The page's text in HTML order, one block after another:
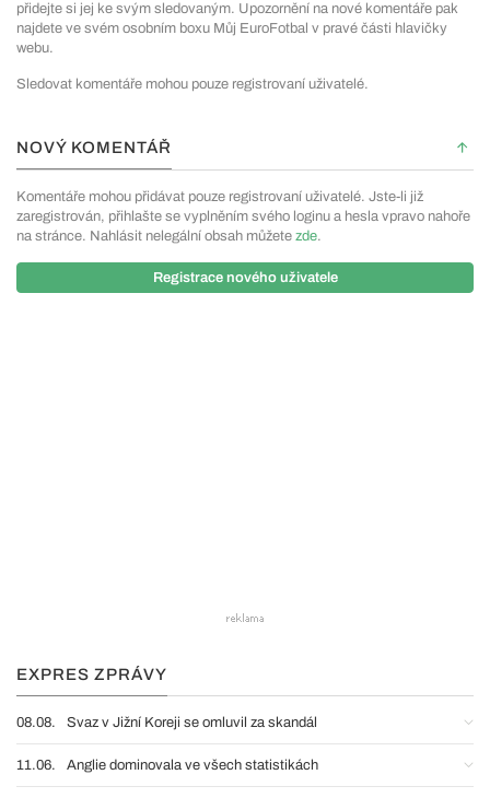
přidejte si jej ke svým sledovaným. Upozornění na nové komentáře pak
najdete ve svém osobním boxu Můj EuroFotbal v pravé části hlavičky
webu.
Sledovat komentáře mohou pouze registrovaní uživatelé.
NOVÝ KOMENTÁŘ
Komentáře mohou přidávat pouze registrovaní uživatelé. Jste-li již
zaregistrován, přihlašte se vyplněním svého loginu a hesla vpravo nahoře
na stránce. Nahlásit nelegální obsah můžete zde.
Registrace nového uživatele
EXPRES ZPRÁVY
08.08. Svaz v Jižní Koreji se omluvil za skandál
11.06. Anglie dominovala ve všech statistikách